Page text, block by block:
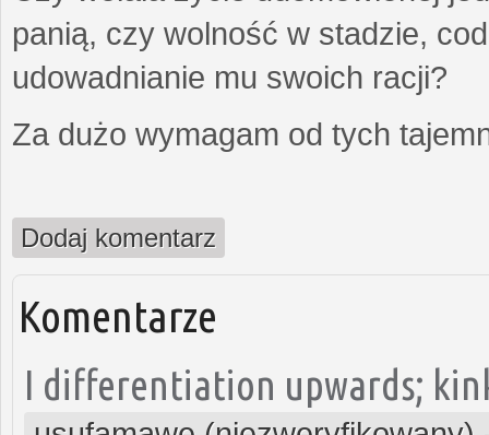
panią, czy wolność w stadzie,
udowadnianie mu swoich racji?
Za dużo wymagam od tych
Dodaj komentarz
Komentarze
I differentiation upwards;